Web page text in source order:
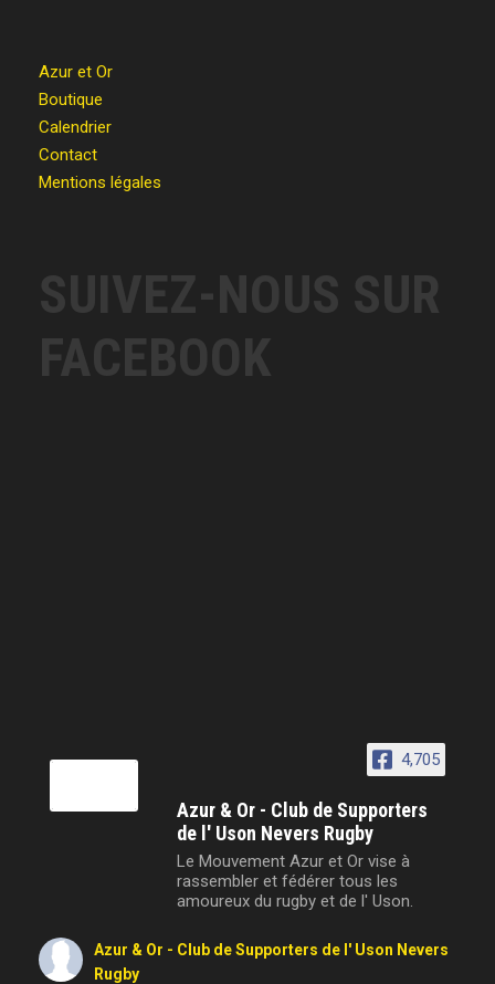
Azur et Or
Boutique
Calendrier
Contact
Mentions légales
SUIVEZ-NOUS SUR
FACEBOOK
4,705
Azur & Or - Club de Supporters
de l' Uson Nevers Rugby
Le Mouvement Azur et Or vise à
rassembler et fédérer tous les
amoureux du rugby et de l' Uson.
Azur & Or - Club de Supporters de l' Uson Nevers
Rugby